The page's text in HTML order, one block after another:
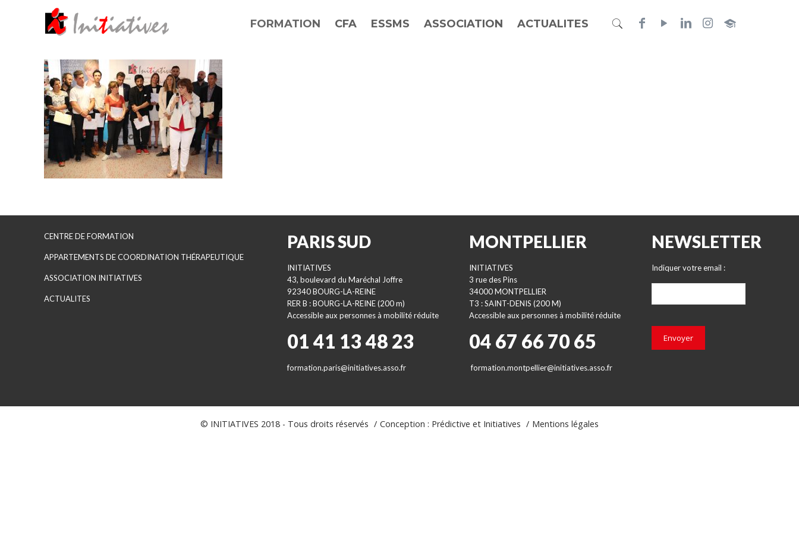
FORMATION CFA ESSMS ASSOCIATION ACTUALITES
CENTRE DE FORMATION
APPARTEMENTS DE COORDINATION THÉRAPEUTIQUE
ASSOCIATION INITIATIVES
ACTUALITES
PARIS SUD
INITIATIVES
43, boulevard du Maréchal Joffre
92340 BOURG-LA-REINE
RER B : BOURG-LA-REINE (200 m)
Accessible aux personnes à mobilité réduite
01 41 13 48 23
formation.paris@initiatives.asso.fr
MONTPELLIER
INITIATIVES
3 rue des Pins
34000 MONTPELLIER
T3 : SAINT-DENIS (200 M)
Accessible aux personnes à mobilité réduite
04 67 66 70 65
formation.montpellier@initiatives.asso.fr
NEWSLETTER
Indiquer votre email :
Envoyer
© INITIATIVES 2018 - Tous droits réservés Conception : Prédictive et Initiatives Mentions légales